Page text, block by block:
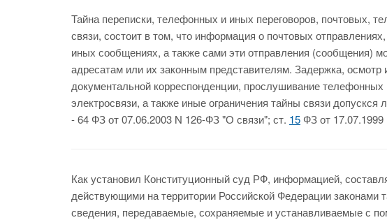
Тайна переписки, телефонных и иных переговоров, почтовых,
связи, состоит в том, что информация о почтовых
иных сообщениях, а также сами эти отправления (сообщения)
адресатам или их законным представителям. Задержка,
документальной корреспонденции, прослушивание
электросвязи, а также иные ограничения тайны связи
- 64 ФЗ от 07.06.2003 N 126-ФЗ "О связи"; ст. 15 ФЗ от
Как установил Конституционный суд РФ, информацией,
действующими на территории Российской Федерации
сведения, передаваемые, сохраняемые и устанавливаемые с